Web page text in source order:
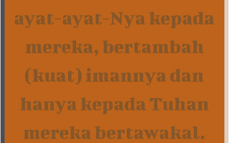
ayat-ayat-Nya kepada
mereka, bertambah
(kuat) imannya dan
hanya kepada Tuhan
mereka bertawakal.